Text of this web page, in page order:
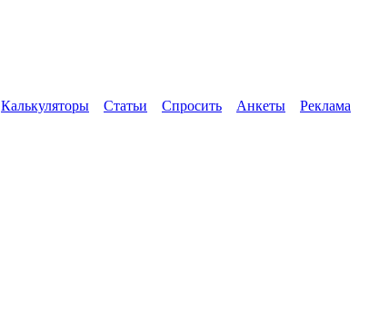
Калькуляторы Статьи Спросить Анкеты Реклама